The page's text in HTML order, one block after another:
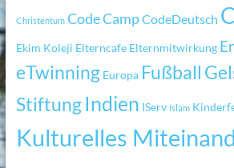
Christentum Code CampCodeDeutsch
Ekim Koleji Elterncafe Elternmitwirkung
eTwinning Europa Fußball
StiftungIndien IServ Islam
Kulturelles